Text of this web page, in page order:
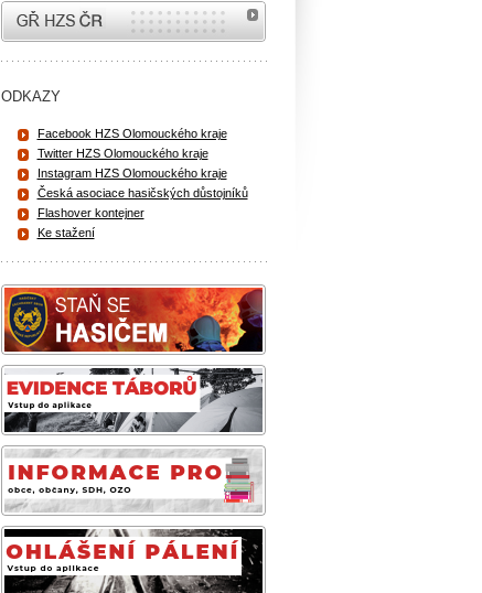
internetové stránky Hasiči ČR
ODKAZY
Facebook HZS Olomouckého kraje
Twitter HZS Olomouckého kraje
Instagram HZS Olomouckého kraje
Česká asociace hasičských důstojníků
Flashover kontejner
Ke stažení